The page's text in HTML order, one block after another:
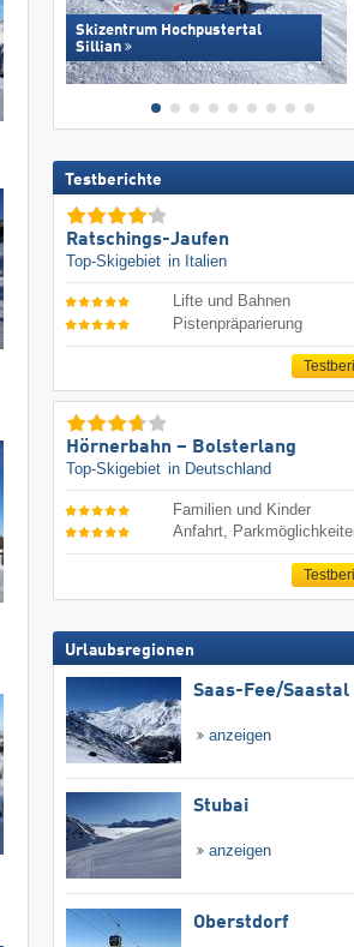
Skizentrum Hochpustertal
Sillian
Testberichte
Ratschings-Jaufen
Top-Skigebiet in Italien
Lifte und Bahnen
Pistenpräparierung
Hörnerbahn – Bolsterlang
Top-Skigebiet in Deutschland
Familien und Kinder
Anfahrt,
Urlaubsregionen
Saas-Fee/​Saastal
anzeigen
Stubai
anzeigen
Oberstdorf